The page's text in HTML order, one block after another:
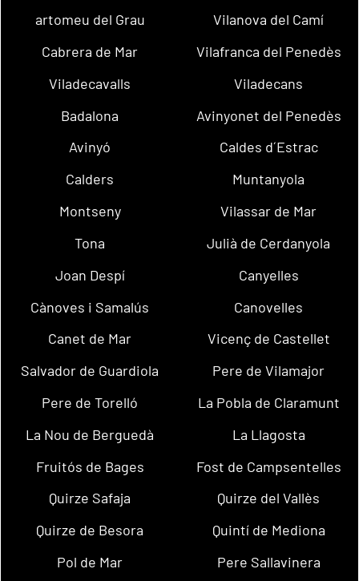
artomeu del Grau
Vilanova del Camí
Cabrera de Mar
Vilafranca del Penedès
Viladecavalls
Viladecans
Badalona
Avinyonet del Penedès
Avinyó
Caldes d´Estrac
Calders
Muntanyola
Montseny
Vilassar de Mar
Tona
Julià de Cerdanyola
Joan Despí
Canyelles
Cànoves i Samalús
Canovelles
Canet de Mar
Vicenç de Castellet
Salvador de Guardiola
Pere de Vilamajor
Pere de Torelló
La Pobla de Claramunt
La Nou de Berguedà
La Llagosta
Fruitós de Bages
Fost de Campsentelles
Quirze Safaja
Quirze del Vallès
Quirze de Besora
Quintí de Mediona
Pol de Mar
Pere Sallavinera